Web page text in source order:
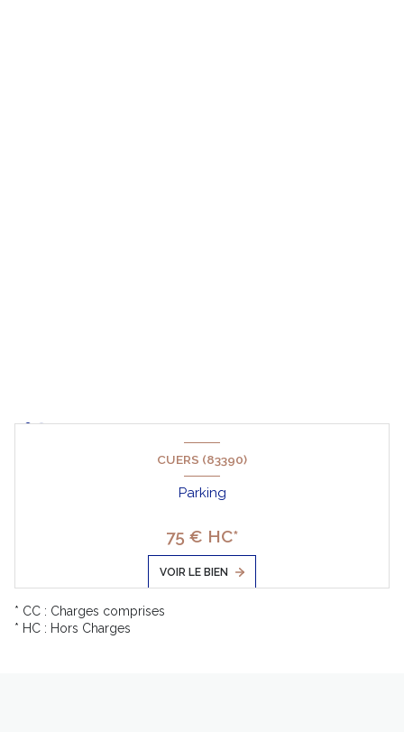
CUERS (83390)
Parking
75 € HC*
VOIR LE BIEN
* CC : Charges comprises
* HC : Hors Charges